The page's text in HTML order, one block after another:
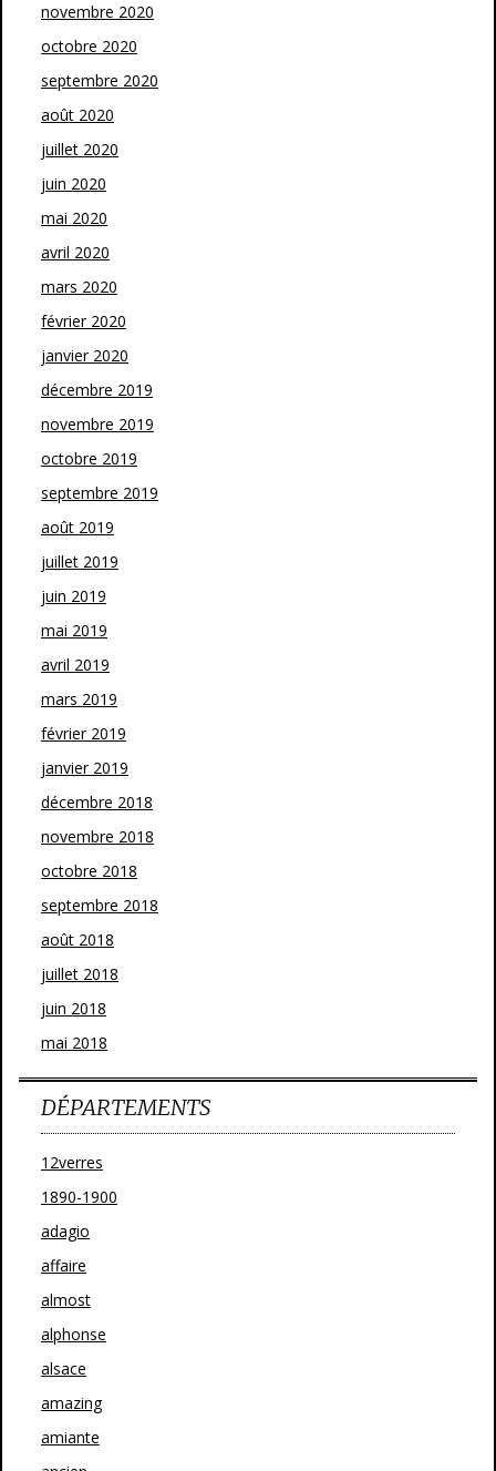
novembre 2020
octobre 2020
septembre 2020
août 2020
juillet 2020
juin 2020
mai 2020
avril 2020
mars 2020
février 2020
janvier 2020
décembre 2019
novembre 2019
octobre 2019
septembre 2019
août 2019
juillet 2019
juin 2019
mai 2019
avril 2019
mars 2019
février 2019
janvier 2019
décembre 2018
novembre 2018
octobre 2018
septembre 2018
août 2018
juillet 2018
juin 2018
mai 2018
DÉPARTEMENTS
12verres
1890-1900
adagio
affaire
almost
alphonse
alsace
amazing
amiante